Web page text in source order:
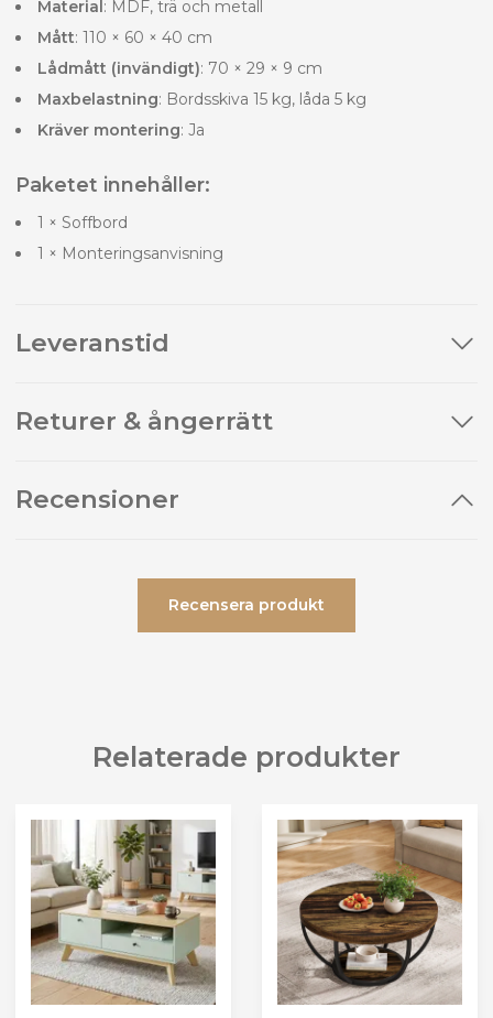
Material : MDF, trä och metall
Mått: 110 × 60 × 40 cm
Lådmått (invändigt): 70 × 29 × 9 cm
Maxbelastning: Bordsskiva 15 kg, låda 5 kg
Kräver montering: Ja
Paketet innehåller:
1 × Soffbord
1 × Monteringsanvisning
Leveranstid
Returer & ångerrätt
Recensioner
Recensera produkt
Relaterade produkter